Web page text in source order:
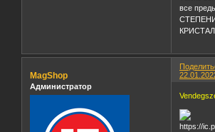
все
MagShop
Администратор